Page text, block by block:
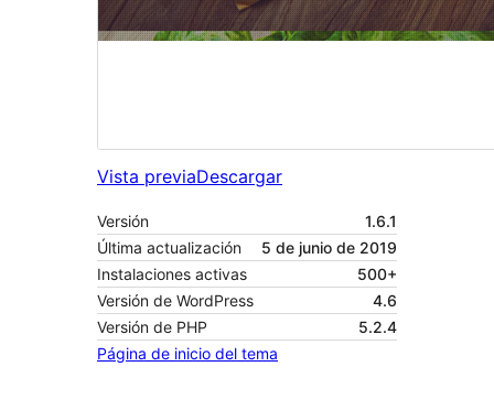
Vista previaDescargar
Versión
1.6.1
Última actualización
5 de junio de 2019
Instalaciones activas
500+
Versión de WordPress
4.6
Versión de PHP
5.2.4
Página de inicio del tema